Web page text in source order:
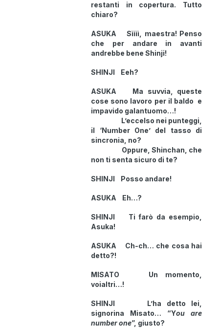
restanti in copertura. Tutto
chiaro?
ASUKA Sìììì, maestra! Penso
che per andare in avanti
andrebbe bene Shinji!
SHINJI Eeh?
ASUKA Ma suvvia, queste
cose sono lavoro per il baldo e
impavido galantuomo…!
L’eccelso nei punteggi,
il ‘Number One’ del tasso di
sincronia, no?
Oppure, Shinchan, che
non ti senta sicuro di te?
SHINJI Posso andare!
ASUKA Eh…?
SHINJI Ti farò da esempio,
Asuka!
ASUKA Ch-ch… che cosa hai
detto?!
MISATO Un momento,
voialtri…!
SHINJI L’ha detto lei,
signorina Misato… “You are
number one”, giusto?